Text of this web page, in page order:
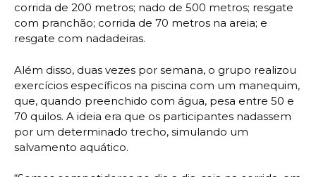
corrida de 200 metros; nado de 500 metros; resgate
com pranchão; corrida de 70 metros na areia; e
resgate com nadadeiras.
Além disso, duas vezes por semana, o grupo realizou
exercícios específicos na piscina com um manequim,
que, quando preenchido com água, pesa entre 50 e
70 quilos. A ideia era que os participantes nadassem
por um determinado trecho, simulando um
salvamento aquático.